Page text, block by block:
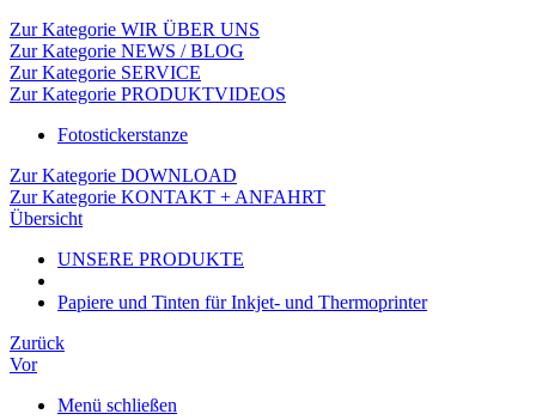
Zur Kategorie WIR ÜBER UNS
Zur Kategorie NEWS / BLOG
Zur Kategorie SERVICE
Zur Kategorie PRODUKTVIDEOS
Fotostickerstanze
Zur Kategorie DOWNLOAD
Zur Kategorie KONTAKT + ANFAHRT
Übersicht
UNSERE PRODUKTE
Papiere und Tinten für Inkjet- und Thermoprinter
Zurück
Vor
Menü schließen